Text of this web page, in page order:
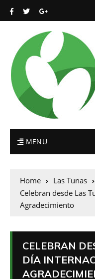
MENU
Home
Las Tunas
Celebran desde Las
Agradecimiento
CELEBRAN
DÍA